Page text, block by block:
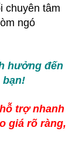
chuyên tâm
ngó
hưởng đến
bạn!
trợ nhanh
giá rõ ràng,